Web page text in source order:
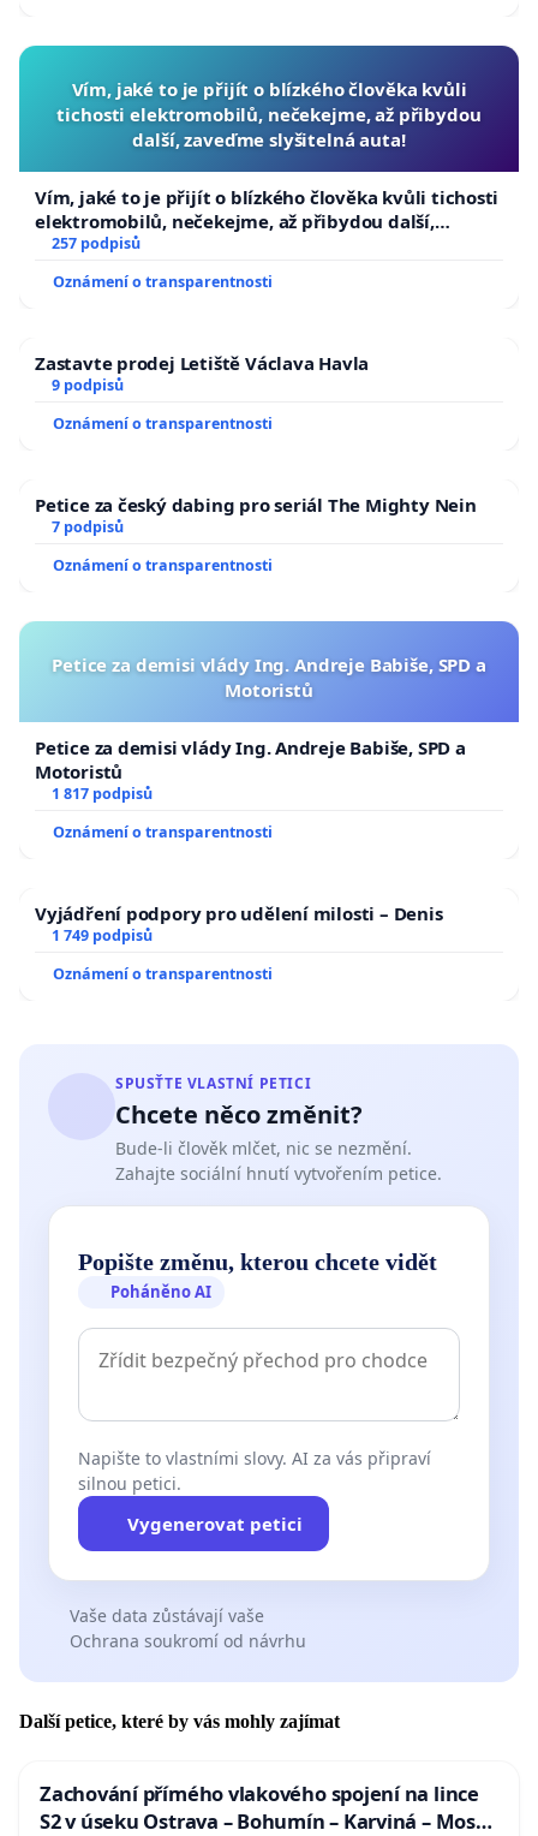
Vím, jaké to je přijít o blízkého člověka kvůli
tichosti elektromobilů, nečekejme, až přibydou
další, zaveďme slyšitelná auta!
Vím, jaké to je přijít o blízkého člověka kvůli tichosti
elektromobilů, nečekejme, až přibydou další,
zaveďme slyšitelná auta!
257 podpisů
Oznámení o transparentnosti
Zastavte prodej Letiště Václava Havla
9 podpisů
Oznámení o transparentnosti
Petice za český dabing pro seriál The Mighty Nein
7 podpisů
Oznámení o transparentnosti
Petice za demisi vlády Ing. Andreje Babiše, SPD a
Motoristů
Petice za demisi vlády Ing. Andreje Babiše, SPD a
Motoristů
1 817 podpisů
Oznámení o transparentnosti
Vyjádření podpory pro udělení milosti – Denis
1 749 podpisů
Oznámení o transparentnosti
SPUSŤTE VLASTNÍ PETICI
Chcete něco změnit?
Bude-li člověk mlčet, nic se nezmění.
Zahajte sociální hnutí vytvořením petice.
Popište změnu, kterou chcete vidět
Poháněno AI
Napište to vlastními slovy. AI za vás připraví
silnou petici.
Vygenerovat petici
Vaše data zůstávají vaše
Ochrana soukromí od návrhu
Další petice, které by vás mohly zajímat
Zachování přímého vlakového spojení na lince
S2 v úseku Ostrava – Bohumín – Karviná – Mosty